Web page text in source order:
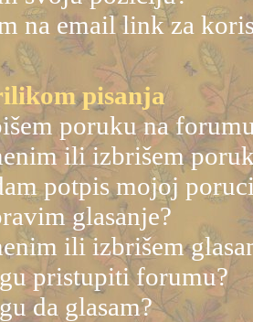
na email link za
pisanja
poruku na
ili izbrišem
potpis mojoj
glasanje?
ili izbrišem
pristupiti forumu?
da glasam?